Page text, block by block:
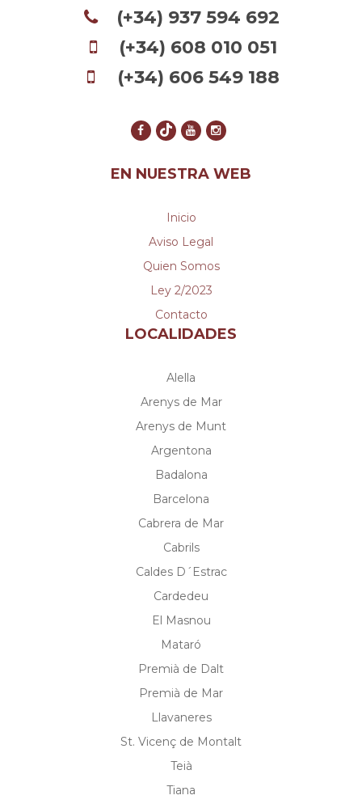
(+34) 937 594 692
(+34) 608 010 051
(+34) 606 549 188
EN NUESTRA WEB
Inicio
Aviso Legal
Quien Somos
Ley 2/2023
Contacto
LOCALIDADES
Alella
Arenys de Mar
Arenys de Munt
Argentona
Badalona
Barcelona
Cabrera de Mar
Cabrils
Caldes D´Estrac
Cardedeu
El Masnou
Mataró
Premià de Dalt
Premià de Mar
Llavaneres
St. Vicenç de Montalt
Teià
Tiana